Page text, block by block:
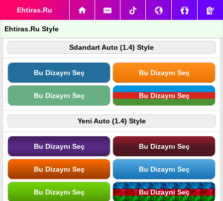
Ehtiras.Ru
Ehtiras.Ru Style
Sdandart Auto (1.4) Style
Bu Dizaynı Seç Bu Dizaynı Seç
Bu Dizaynı Seç Bu Dizaynı Seç
Yeni Auto (1.4) Style
Bu Dizaynı Seç Bu Dizaynı Seç
Bu Dizaynı Seç Bu Dizaynı Seç
Bu Dizaynı Seç Bu Dizaynı Seç